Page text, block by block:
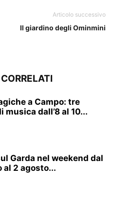
Articolo successivo
Il giardino degli Ominmini
a Campo: tre
musica dall’8 al 10...
Garda nel weekend dal
al 2 agosto...